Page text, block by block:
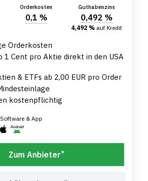
Orderkosten
0,1 %
Guthabenzins
0,492 %
4,492 %auf Kredit
Orderkosten
1 Cent pro Aktie direkt in den USA
& ETFs ab 2,00 EUR pro Order
kostenpflichtig
Software & App
Zum Anbieter*